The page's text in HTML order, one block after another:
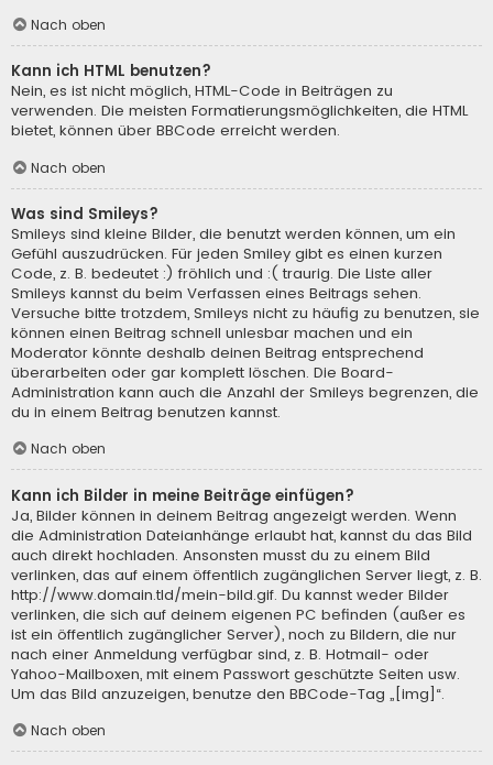
Nach oben
Kann ich HTML benutzen?
Nein, es ist nicht möglich, HTML-Code in Beiträgen zu
verwenden. Die meisten Formatierungsmöglichkeiten, die HTML
bietet, können über BBCode erreicht werden.
Nach oben
Was sind Smileys?
Smileys sind kleine Bilder, die benutzt werden können, um ein
Gefühl auszudrücken. Für jeden Smiley gibt es einen kurzen
Code, z. B. bedeutet :) fröhlich und :( traurig. Die Liste aller
Smileys kannst du beim Verfassen eines Beitrags sehen.
Versuche bitte trotzdem, Smileys nicht zu häufig zu benutzen, sie
können einen Beitrag schnell unlesbar machen und ein
Moderator könnte deshalb deinen Beitrag entsprechend
überarbeiten oder gar komplett löschen. Die Board-
Administration kann auch die Anzahl der Smileys begrenzen, die
du in einem Beitrag benutzen kannst.
Nach oben
Kann ich Bilder in meine Beiträge einfügen?
Ja, Bilder können in deinem Beitrag angezeigt werden. Wenn
die Administration Dateianhänge erlaubt hat, kannst du das Bild
auch direkt hochladen. Ansonsten musst du zu einem Bild
verlinken, das auf einem öffentlich zugänglichen Server liegt, z. B.
http://www.domain.tld/mein-bild.gif. Du kannst weder Bilder
verlinken, die sich auf deinem eigenen PC befinden (außer es
ist ein öffentlich zugänglicher Server), noch zu Bildern, die nur
nach einer Anmeldung verfügbar sind, z. B. Hotmail- oder
Yahoo-Mailboxen, mit einem Passwort geschützte Seiten usw.
Um das Bild anzuzeigen, benutze den BBCode-Tag „[img]“.
Nach oben